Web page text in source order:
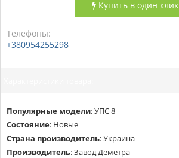
Купить в один клик
Телефоны:
+380954255298
Популярные модели:УПС 8
Состояние: Новые
Страна производитель:Украина
Производитель:Завод Деметра